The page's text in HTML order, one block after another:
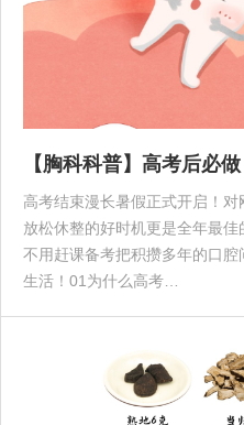
【胸科科普】高考后必
高考结束漫长暑假正式开启！
放松休整的好时机更是全年最佳
不用赶课备考把积攒多年的口
生活！01为什么高考…